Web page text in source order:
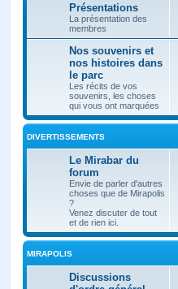
Présentations
La présentation des
membres
Nos souvenirs et
nos histoires dans
le parc
Les récits de vos
souvenirs, les choses
qui vous ont marquées
DIVERTISSEMENTS
Le Mirabar du
forum
Envie de parler d'autres
choses que de Mirapolis
?
Venez discuter de tout
et de rien ici.
MIRAPOLIS
Discussions